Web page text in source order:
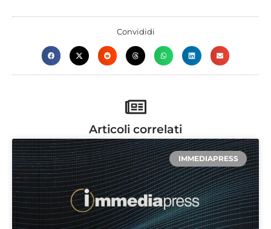
Convididi
Articoli correlati
IMMEDIAPRESS